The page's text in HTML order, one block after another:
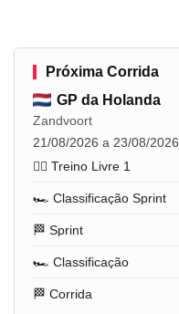
Próxima Corrida
GP da Holanda
Zandvoort
21/08/2026 a 23/08/2026
🏋️‍♂️ Treino Livre 1
🏎️ Classificação Sprint
🏁 Sprint
🏎️ Classificação
🏁 Corrida